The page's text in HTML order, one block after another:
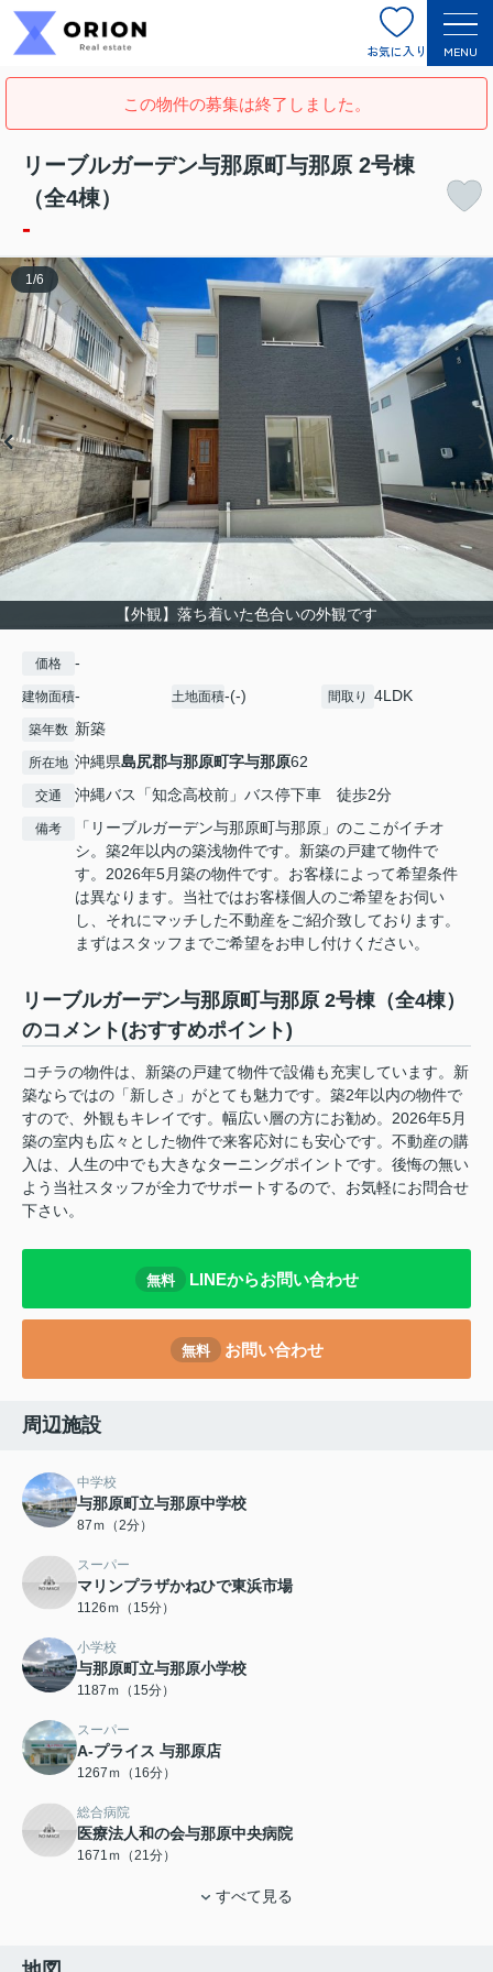
お気に入り MENU
この物件の募集は終了しました。
リーブルガーデン与那原町与那原 2号棟
（全4棟）
-
【外観】落ち着いた色合いの外観です
1 /6
価格 -
建物面積- 土地面積-(-) 間取り 4LDK
築年数 新築
所在地 沖縄県島尻郡与那原町字与那原62
交通 沖縄バス「知念高校前」バス停下車 徒歩2分
備考
「リーブルガーデン与那原町与那原」のここがイチオ
シ。築2年以内の築浅物件です。新築の戸建て物件で
す。2026年5月築の物件です。お客様によって希望条件
は異なります。当社ではお客様個人のご希望をお伺い
し、それにマッチした不動産をご紹介致しております。
まずはスタッフまでご希望をお申し付けください。
リーブルガーデン与那原町与那原 2号棟（全4棟）
のコメント(おすすめポイント)
コチラの物件は、新築の戸建て物件で設備も充実しています。新
築ならではの「新しさ」がとても魅力です。築2年以内の物件で
すので、外観もキレイです。幅広い層の方にお勧め。2026年5月
築の室内も広々とした物件で来客応対にも安心です。不動産の購
入は、人生の中でも大きなターニングポイントです。後悔の無い
よう当社スタッフが全力でサポートするので、お気軽にお問合せ
下さい。
無料 LINEからお問い合わせ
無料 お問い合わせ
周辺施設
中学校
与那原町立与那原中学校
87ｍ（2分）
スーパー
マリンプラザかねひで東浜市場
1126ｍ（15分）
小学校
与那原町立与那原小学校
1187ｍ（15分）
スーパー
A-プライス 与那原店
1267ｍ（16分）
総合病院
医療法人和の会与那原中央病院
1671ｍ（21分）
すべて見る